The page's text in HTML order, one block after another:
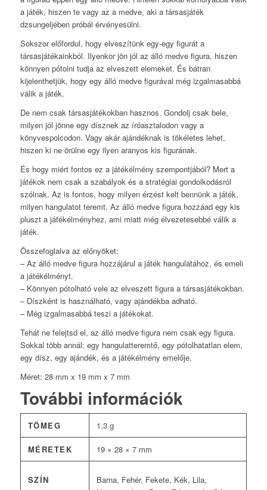
a játék, hiszen te vagy az a medve, aki a társasjáték
dzsungeljében próbál érvényesülni.
Sokszor előfordul, hogy elveszítünk egy-egy figurát a
társasjátékainkból. Ilyenkor jön jól az álló medve figura, hiszen
könnyen pótolni tudja az elveszett elemeket. És bátran
kijelenthetjük, hogy egy álló medve figurával még izgalmasabbá
válik a játék.
De nem csak társasjátékokban hasznos. Gondolj csak bele,
milyen jól jönne egy dísznek az íróasztalodon vagy a
könyvespolcodon. Vagy akár ajándéknak is tökéletes lehet,
hiszen ki ne örülne egy ilyen aranyos kis figurának.
És hogy miért fontos ez a játékélmény szempontjából? Mert a
játékok nem csak a szabályok és a stratégiai gondolkodásról
szólnak. Az is fontos, hogy milyen érzést kelt bennünk a játék,
milyen hangulatot teremt. Az álló medve figura hozzáad egy kis
pluszt a játékélményhez, ami miatt még élvezetesebbé válik a
játék.
Összefoglalva az előnyöket:
– Az álló medve figura hozzájárul a játék hangulatához, és emeli
a játékélményt.
– Könnyen pótolható vele az elveszett figura a társasjátékokban.
– Díszként is használható, vagy ajándékba adható.
– Még izgalmasabbá teszi a játékokat.
Tehát ne felejtsd el, az álló medve figura nem csak egy figura.
Sokkal több annál: egy hangulatteremtő, egy pótolhatatlan elem,
egy dísz, egy ajándék, és a játékélmény emelője.
Méret: 28 mm x 19 mm x 7 mm
További információk
TÖMEG 1,3 g
MÉRETEK 19 × 28 × 7 mm
SZÍN
Barna, Fehér, Fekete, Kék, Lila,